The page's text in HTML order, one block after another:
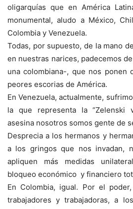
oligarquías que en América
monumental, aludo a México,
Colombia y Venezuela.
Todas, por supuesto, de la mano
en nuestras narices, padecemos
una colombiana-, que nos ponen
peores escorias de América.
En Venezuela, actualmente,
la que representa la “Zelenski
asesina nosotros somos gente de
Desprecia a los hermanos y
a los gringos que nos invadan,
apliquen más medidas
bloqueo económico y financiero
En Colombia, igual. Por el
trabajadores y trabajadoras, a